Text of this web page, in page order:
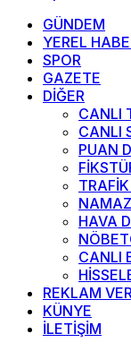
GÜNDEM
YEREL
SPOR
GAZETE
DİĞER
CANLI
CANLI
PUAN
HAVA
CANLI
REKLAM
KÜNYE
İLETİŞİM